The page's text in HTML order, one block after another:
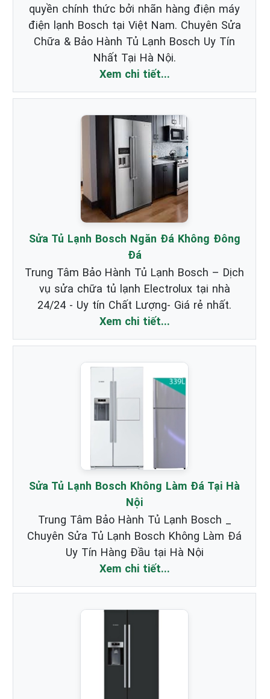
quyền chính thức bởi nhãn hàng điện máy
điện lạnh Bosch tại Việt Nam. Chuyên Sửa
Chữa & Bảo Hành Tủ Lạnh Bosch Uy Tín
Nhất Tại Hà Nội.
Xem chi tiết...
Sửa Tủ Lạnh Bosch Ngăn Đá Không Đông
Đá
Trung Tâm Bảo Hành Tủ Lạnh Bosch – Dịch
vụ sửa chữa tủ lạnh Electrolux tại nhà
24/24 - Uy tín Chất Lượng- Giá rẻ nhất.
Xem chi tiết...
Sửa Tủ Lạnh Bosch Không Làm Đá Tại Hà
Nội
Trung Tâm Bảo Hành Tủ Lạnh Bosch _
Chuyên Sửa Tủ Lạnh Bosch Không Làm Đá
Uy Tín Hàng Đầu tại Hà Nội
Xem chi tiết...